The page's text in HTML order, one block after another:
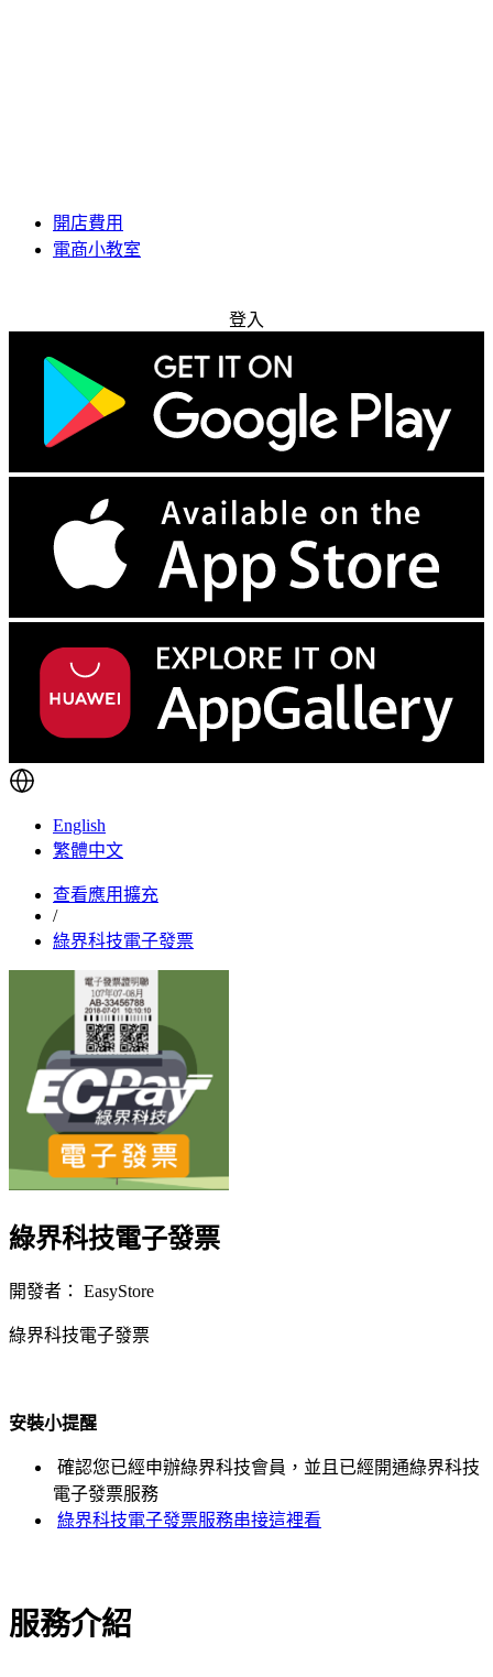
開店費用
電商小教室
登入
English
繁體中文
查看應用擴充
/
綠界科技電子發票
綠界科技電子發票
開發者： EasyStore
綠界科技電子發票
安裝小提醒
確認您已經申辦綠界科技會員，並且已經開通綠界科技
電子發票服務
綠界科技電子發票服務串接這裡看
服務介紹